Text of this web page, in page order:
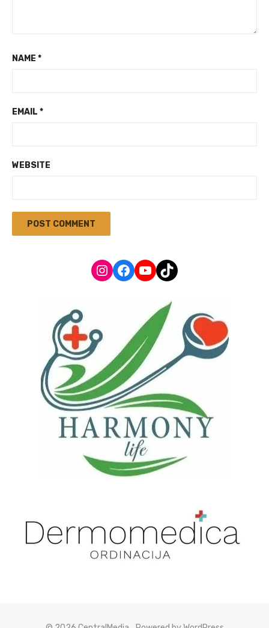
NAME *
EMAIL *
WEBSITE
Instagram
Facebook
YouTube
TikTok